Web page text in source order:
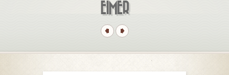
EIMER